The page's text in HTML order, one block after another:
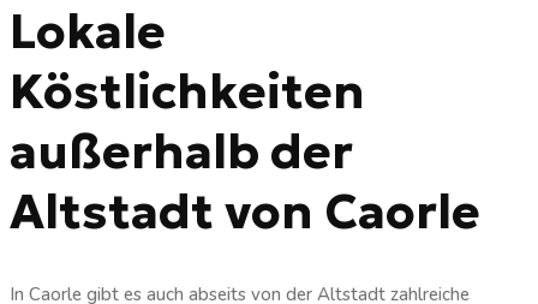
Lokale
Köstlichkeiten
außerhalb der
Altstadt von Caorle
In Caorle gibt es auch abseits von der Altstadt zahlreiche